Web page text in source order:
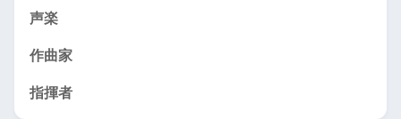
声楽
作曲家
指揮者